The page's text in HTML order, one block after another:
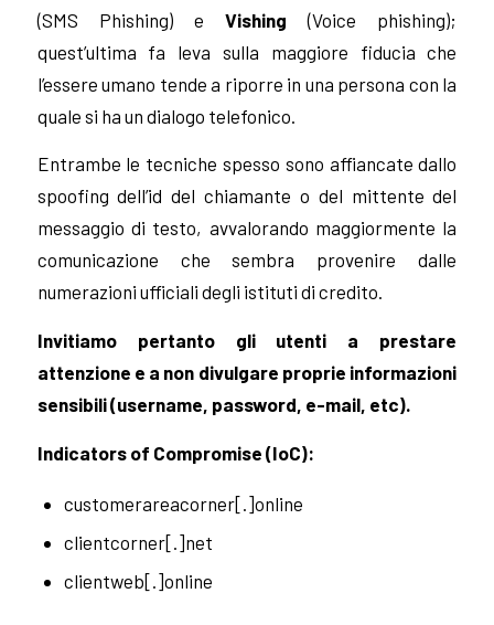
(SMS Phishing) eVishing (Voice phishing);
quest’ultima fa leva sulla maggiore fiducia che
l’essere umano tende a riporre in una persona con la
quale si ha un dialogo telefonico.
Entrambe le tecniche spesso sono affiancate dallo
spoofing dell’id del chiamante o del mittente del
messaggio di testo, avvalorando maggiormente la
comunicazione che sembra provenire dalle
numerazioni ufficiali degli istituti di credito.
Invitiamo pertanto gli utenti a prestare
attenzione e a non divulgare proprie informazioni
sensibili (username, password, e-mail, etc).
Indicators of Compromise (IoC):
customerareacorner[.]online
clientcorner[.]net
clientweb[.]online